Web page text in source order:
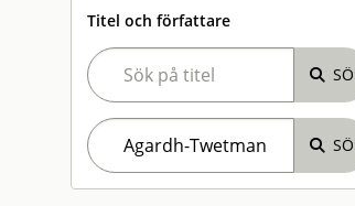
Titel och författare